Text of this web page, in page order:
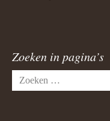
Zoeken in pagina’s
Zoeken
naar: